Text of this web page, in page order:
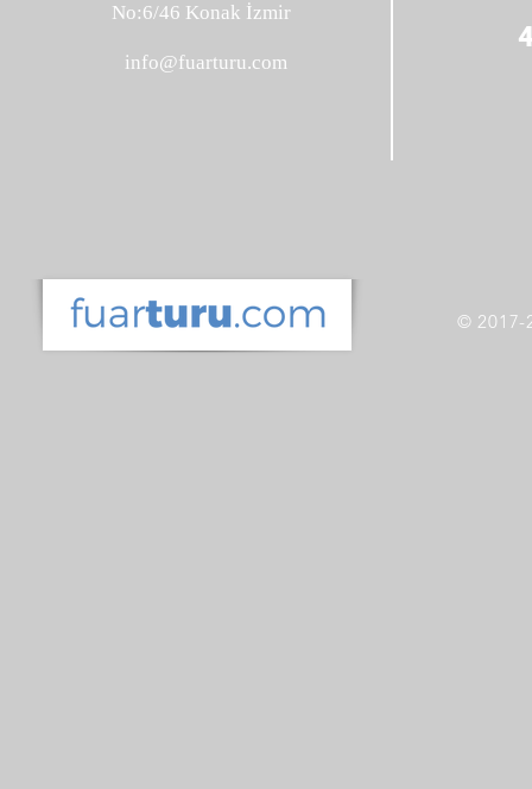
No:6/46 Konak İzmir
info@fuarturu.com
© 2017-